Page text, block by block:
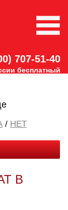
707-51-40
бесплатный
/ НЕТ
В